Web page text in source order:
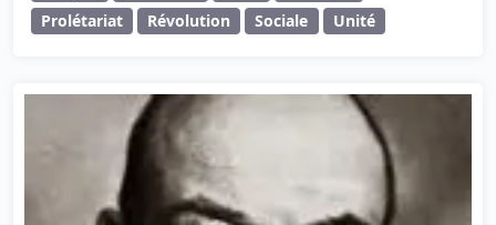
Prolétariat
Révolution Sociale Unité